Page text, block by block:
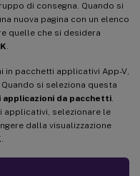
di consegna. Quando si
nuova pagina con un elenco
quelle che si desidera
.
in pacchetti applicativi App-V,
si seleziona questa
applicazioni da pacchetti.
applicativi, selezionare le
dalla visualizzazione
.